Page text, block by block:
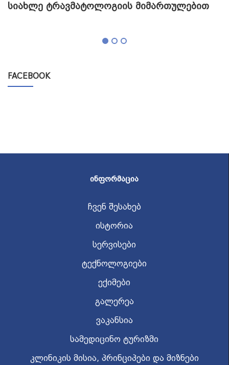
სიახლე ტრავმატოლოგიის მიმართულებით
FACEBOOK
ᲘᲜᲤᲝᲠᲛᲐᲪᲘᲐ
ჩვენ შესახებ
ისტორია
სერვისები
ტექნოლოგიები
ექიმები
გალერეა
ვაკანსია
სამედიცინო ტურიზმი
კლინიკის მისია, პრინციპები და მიზნები